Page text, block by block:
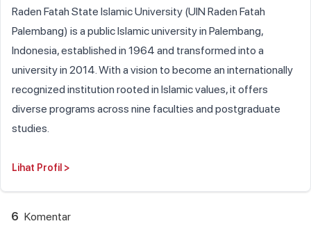
Raden Fatah State Islamic University (UIN Raden Fatah
Palembang) is a public Islamic university in Palembang,
Indonesia, established in 1964 and transformed into a
university in 2014. With a vision to become an internationally
recognized institution rooted in Islamic values, it offers
diverse programs across nine faculties and postgraduate
studies.
Lihat Profil >
6 Komentar